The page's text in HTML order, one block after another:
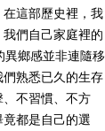
這部歷史裡，我
們自己家庭裡的
鄉感並非連隨移
熟悉已久的生存
不習慣、不方
都是自己的選